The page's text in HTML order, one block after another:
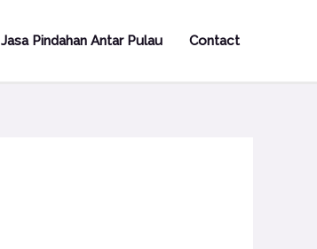
Jasa Pindahan Antar Pulau Contact